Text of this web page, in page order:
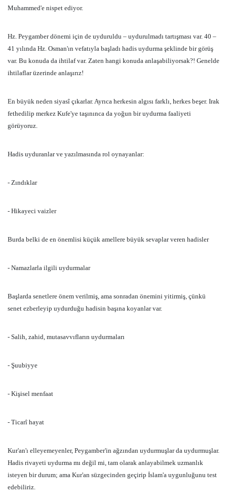
Muhammed'e nispet ediyor.
Hz. Peygamber dönemi için de uyduruldu – uydurulmadı tartışması var. 40 –
41 yılında Hz. Osman'ın vefatıyla başladı hadis uydurma şeklinde bir görüş
var. Bu konuda da ihtilaf var. Zaten hangi konuda anlaşabiliyorsak?! Genelde
ihtilaflar üzerinde anlaşırız!
En büyük neden siyasî çıkarlar. Ayrıca herkesin algısı farklı, herkes beşer. Irak
fethedilip merkez Kufe'ye taşınınca da yoğun bir uydurma faaliyeti
görüyoruz.
Hadis uyduranlar ve yazılmasında rol oynayanlar:
- Zındıklar
- Hikayeci vaizler
Burda belki de en önemlisi küçük amellere büyük sevaplar veren hadisler
- Namazlarla ilgili uydurmalar
Başlarda senetlere önem verilmiş, ama sonradan önemini yitirmiş, çünkü
senet ezberleyip uydurduğu hadisin başına koyanlar var.
- Salih, zahid, mutasavvıfların uydurmaları
- Şuubiyye
- Kişisel menfaat
- Ticarî hayat
Kur'an'ı elleyemeyenler, Peygamber'in ağzından uydurmuşlar da uydurmuşlar.
Hadis rivayeti uydurma mı değil mi, tam olarak anlayabilmek uzmanlık
isteyen bir durum; ama Kur'an süzgecinden geçirip İslam'a uygunluğunu test
edebiliriz.